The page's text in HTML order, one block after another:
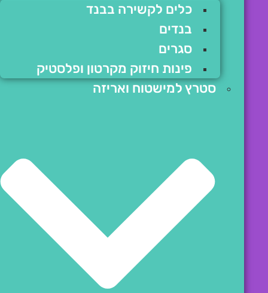
כלים לקשירה בבנד
בנדים
סגרים
פינות חיזוק מקרטון ופלסטיק
סטרץ למישטוח ואריזה